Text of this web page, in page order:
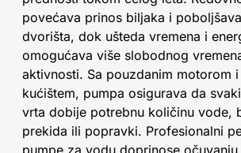
povećava prinos biljaka i
dvorišta, dok ušteda vremena i
omogućava više slobodnog
aktivnosti. Sa pouzdanim motorom
kućištem, pumpa osigurava da
vrta dobije potrebnu količinu vode,
prekida ili popravki. Profesionalni